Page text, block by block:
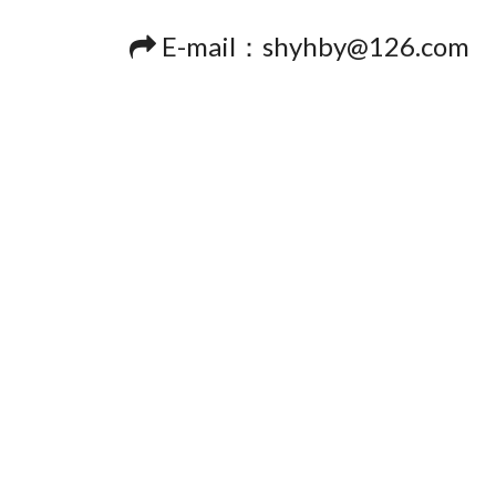
E-mail：shyhby@126.com